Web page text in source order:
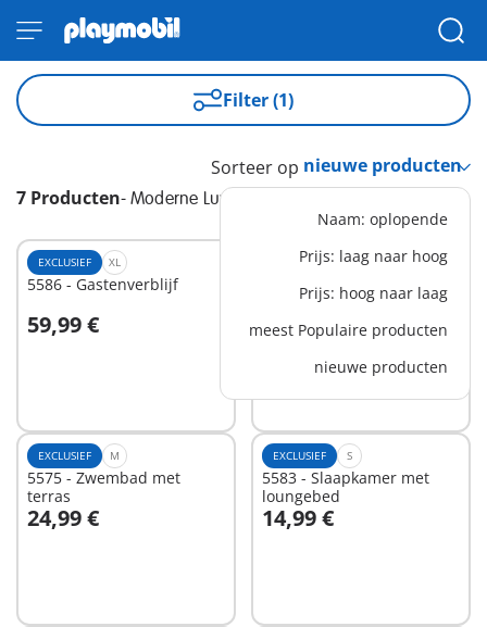
Filter (1)
7 Producten- Moderne Luxevilla
Sorteer op
Naam: oplopende
Prijs: laag naar hoog
Prijs: hoog naar laag
meest Populaire producten
nieuwe producten
EXCLUSIEF XL
5586 - Gastenverblijf
59,99 €
In winkelwagen
EXCLUSIEF M
5582 - Keuken met
kookeiland
19,99 €
In winkelwagen
EXCLUSIEF M
5575 - Zwembad met
terras
24,99 €
In winkelwagen
EXCLUSIEF S
5583 - Slaapkamer met
loungebed
14,99 €
In winkelwagen